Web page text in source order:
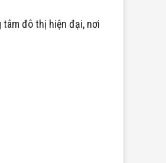
đô thị hiện đại, nơi